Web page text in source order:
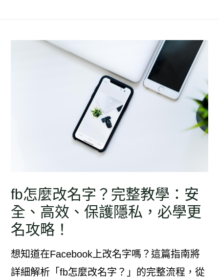
fb怎麼改名字？完整教學：安
全、高效、保護隱私，必學更
名攻略！
想知道在Facebook上改名字嗎？這篇指南將
詳細解析「fb怎麼改名字？」的完整流程，從